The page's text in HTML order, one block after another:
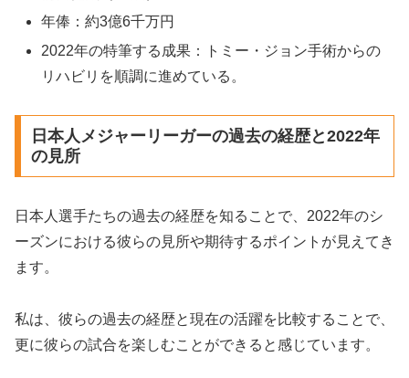
年俸：約3億6千万円
2022年の特筆する成果：トミー・ジョン手術からの
リハビリを順調に進めている。
日本人メジャーリーガーの過去の経歴と2022年
の見所
日本人選手たちの過去の経歴を知ることで、2022年のシ
ーズンにおける彼らの見所や期待するポイントが見えてき
ます。
私は、彼らの過去の経歴と現在の活躍を比較することで、
更に彼らの試合を楽しむことができると感じています。